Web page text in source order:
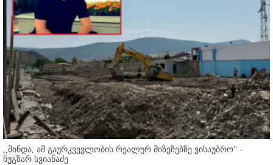
,,მინდა, ამ გაურკვევლობის რეალურ მიზეზებზე ვისაუბრო'' -
ნუგზარ სვიანაძე